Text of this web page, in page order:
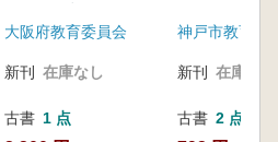
大阪府教育委員会
新刊 在庫なし
古書 1 点
神戸市教育委
新刊 在庫なし
古書 2 点